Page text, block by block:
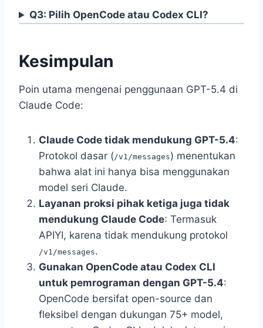
Q3: Pilih OpenCode atau Codex CLI?
Kesimpulan
Poin utama mengenai penggunaan GPT-5.4 di
Claude Code:
Claude Code tidak mendukung GPT-5.4:
Protokol dasar (/v1/messages) menentukan
bahwa alat ini hanya bisa menggunakan
model seri Claude.
Layanan proksi pihak ketiga juga tidak
mendukung Claude Code: Termasuk
APIYI, karena tidak mendukung protokol
/v1/messages.
Gunakan OpenCode atau Codex CLI
untuk pemrograman dengan GPT-5.4:
OpenCode bersifat open-source dan
fleksibel dengan dukungan 75+ model,